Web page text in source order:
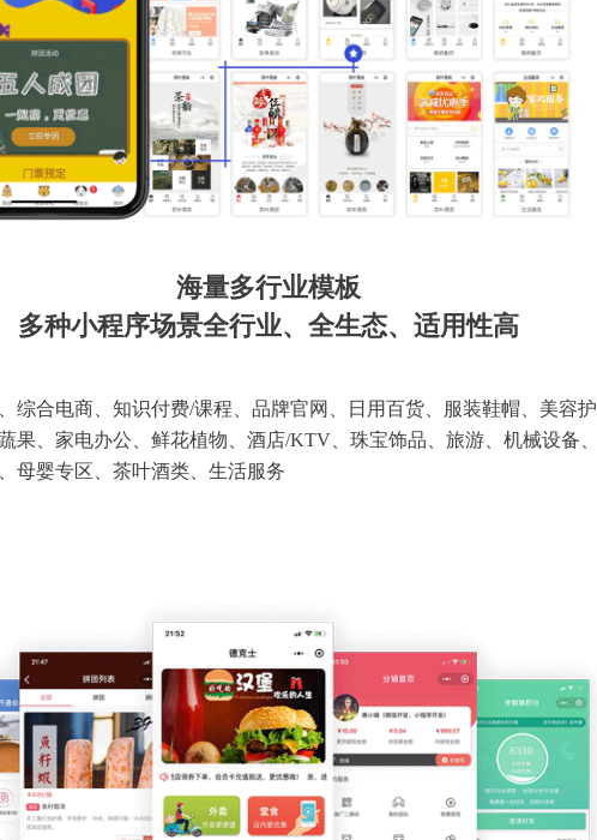
海量多行业模板
多种小程序场景全行业、全生态、适用性高
综合电商、知识付费/课程、品牌官网、日用百货、服装鞋帽、美容护
果、家电办公、鲜花植物、酒店/KTV、珠宝饰品、旅游、机械设备、
母婴专区、茶叶酒类、生活服务